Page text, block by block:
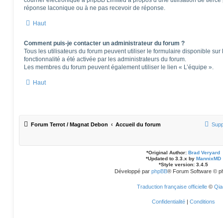
réponse laconique ou à ne pas recevoir de réponse.
Haut
Comment puis-je contacter un administrateur du forum ?
Tous les utilisateurs du forum peuvent utiliser le formulaire disponible
fonctionnalité a été activée par les administrateurs du forum.
Les membres du forum peuvent également utiliser le lien « L’équipe ».
Haut
Forum Terrot / Magnat Debon Accueil du forum
*Original Author: Brad Veryard
*Updated to 3.3.x by MannixMD
*Style version: 3.4.5
Développé par phpBB® Forum Software ©
Traduction française officielle©
Confidentialité | Conditions